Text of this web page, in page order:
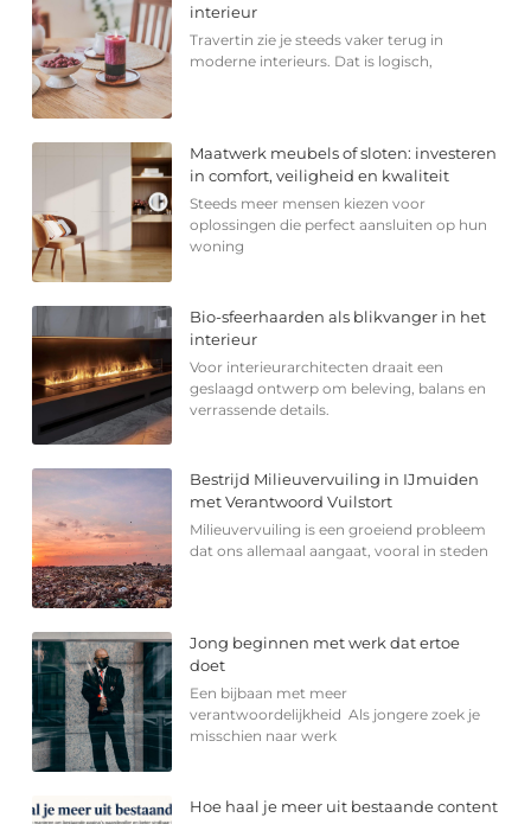
interieur
Travertin zie je steeds vaker terug in
moderne interieurs. Dat is logisch,
Maatwerk meubels of sloten: investeren
in comfort, veiligheid en kwaliteit
Steeds meer mensen kiezen voor
oplossingen die perfect aansluiten op hun
woning
Bio-sfeerhaarden als blikvanger in het
interieur
Voor interieurarchitecten draait een
geslaagd ontwerp om beleving, balans en
verrassende details.
Bestrijd Milieuvervuiling in IJmuiden
met Verantwoord Vuilstort
Milieuvervuiling is een groeiend probleem
dat ons allemaal aangaat, vooral in steden
Jong beginnen met werk dat ertoe
doet
Een bijbaan met meer
verantwoordelijkheid Als jongere zoek je
misschien naar werk
Hoe haal je meer uit bestaande content